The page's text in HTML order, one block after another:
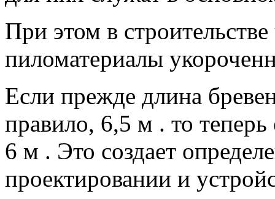
При этом в
пиломатериалы
Если прежде длина
правило, 6,5 м . то
6 м . Это создает
проектировании и